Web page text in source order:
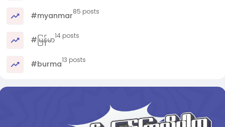
#myanmar85 posts
#မြန်မာ14 posts
#burma13 posts